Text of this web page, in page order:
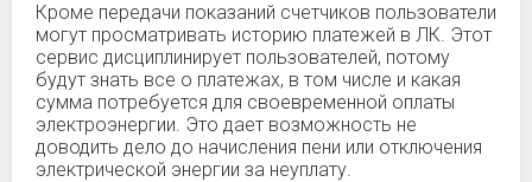
Кроме передачи показаний счетчиков пользователи
могут просматривать историю платежей в ЛК. Этот
сервис дисциплинирует пользователей, потому
будут знать все о платежах, в том числе и какая
сумма потребуется для своевременной оплаты
электроэнергии. Это дает возможность не
доводить дело до начисления пени или отключения
электрической энергии за неуплату.